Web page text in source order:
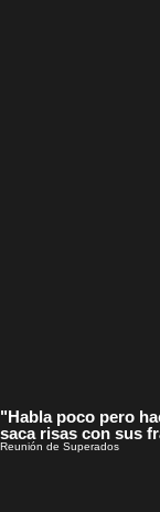
"Habla poco pero
saca risas con sus
Reunión de Superados